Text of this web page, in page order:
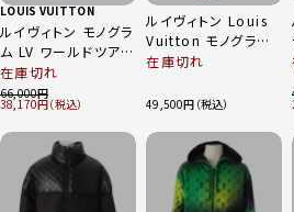
LOUIS VUITTON
ルイヴィトン モノグラ
ム LV ワールドツアー
コレクション ハイカ
ット スニーカー ブラ
ウン 39
在庫切れ
66,000
38,170
ルイヴィトン Louis
Vuitton モノグラム
ランアウェイ ローカ
1A3CVZ/LD0210
在庫切れ
49,500